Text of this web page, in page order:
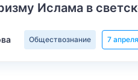
Ислама в
Обществознание 7